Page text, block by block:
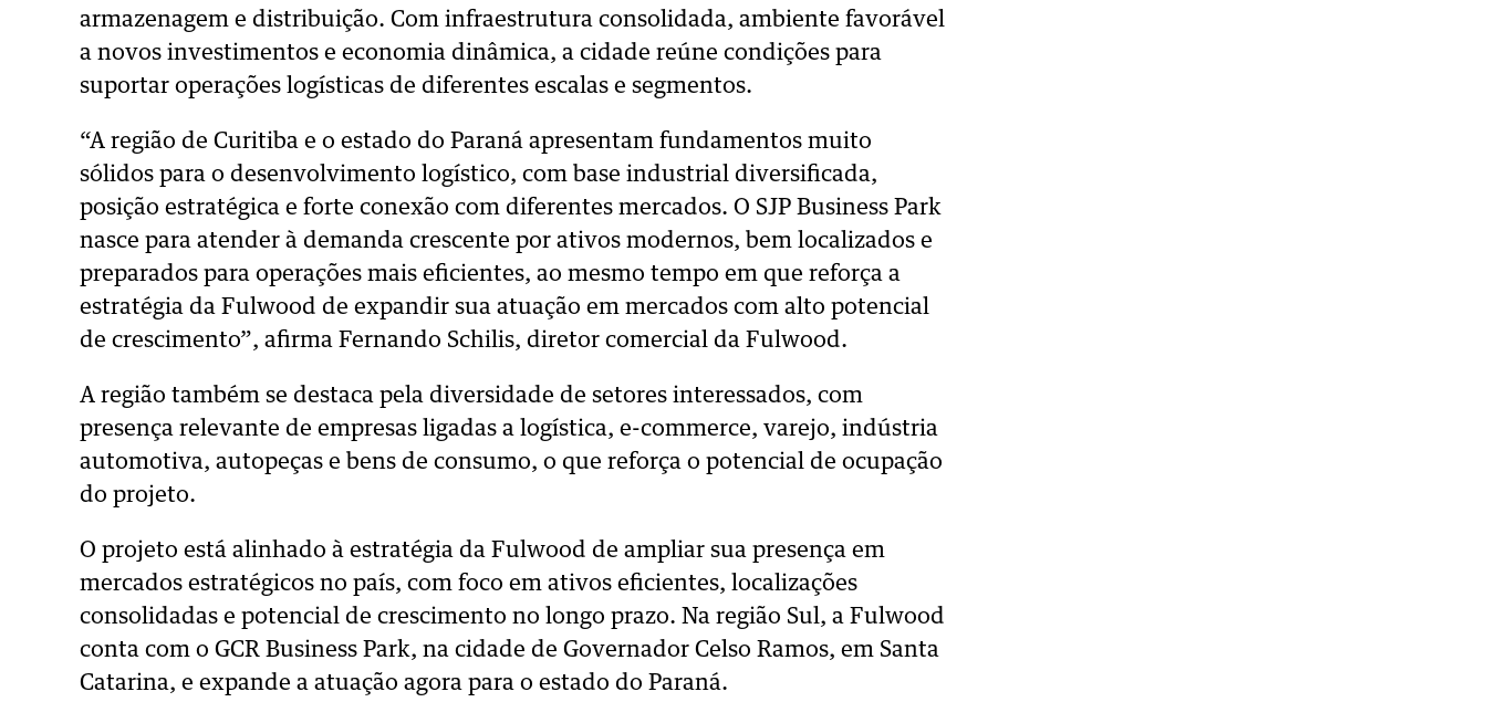
armazenagem e distribuição. Com infraestrutura consolidada, ambiente favorável
a novos investimentos e economia dinâmica, a cidade reúne condições para
suportar operações logísticas de diferentes escalas e segmentos.
“A região de Curitiba e o estado do Paraná apresentam fundamentos muito
sólidos para o desenvolvimento logístico, com base industrial diversificada,
posição estratégica e forte conexão com diferentes mercados. O SJP Business Park
nasce para atender à demanda crescente por ativos modernos, bem localizados e
preparados para operações mais eficientes, ao mesmo tempo em que reforça a
estratégia da Fulwood de expandir sua atuação em mercados com alto potencial
de crescimento”, afirma Fernando Schilis, diretor comercial da Fulwood.
A região também se destaca pela diversidade de setores interessados, com
presença relevante de empresas ligadas a logística, e-commerce, varejo, indústria
automotiva, autopeças e bens de consumo, o que reforça o potencial de ocupação
do projeto.
O projeto está alinhado à estratégia da Fulwood de ampliar sua presença em
mercados estratégicos no país, com foco em ativos eficientes, localizações
consolidadas e potencial de crescimento no longo prazo. Na região Sul, a Fulwood
conta com o GCR Business Park, na cidade de Governador Celso Ramos, em Santa
Catarina, e expande a atuação agora para o estado do Paraná.